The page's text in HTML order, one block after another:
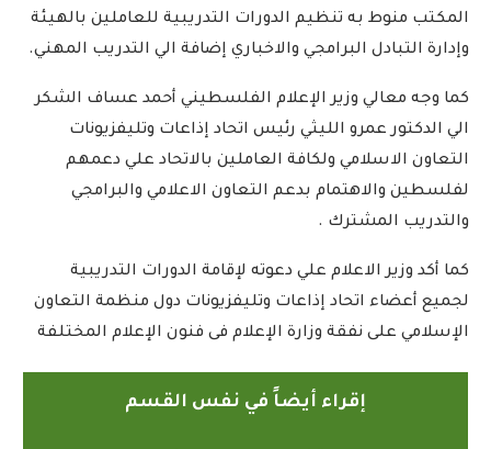
المكتب منوط به تنظيم الدورات التدريبية للعاملين بالهيئة
وإدارة التبادل البرامجي والاخباري إضافة الي التدريب المهني.
كما وجه معالي وزير الإعلام الفلسطيني أحمد عساف الشكر
الي الدكتور عمرو الليثي رئيس اتحاد إذاعات وتليفزيونات
التعاون الاسلامي ولكافة العاملين بالاتحاد علي دعمهم
لفلسطين والاهتمام بدعم التعاون الاعلامي والبرامجي
والتدريب المشترك .
كما أكد وزير الاعلام علي دعوته لإقامة الدورات التدريبية
لجميع أعضاء اتحاد إذاعات وتليفزيونات دول منظمة التعاون
الإسلامي على نفقة وزارة الإعلام فى فنون الإعلام المختلفة
إقراء أيضاً في نفس القسم